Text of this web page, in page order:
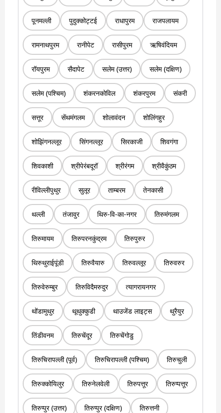
पूनमल्ली पुदुक्कोट्टई राधापुरम राजपलायम
रामनाथपुरम रानीपेट रासीपुरम ऋषिवंदियम
रॉयपुरम सैदापेट सलेम (उत्तर) सलेम (दक्षिण)
सलेम (पश्चिम) शंकरनकोविल शंकरपुरम संकरी
सत्तूर सेंथमंगलम शोलावंदन शोलिंगहुर
शोझिंगनल्लूर सिंगनल्लूर सिरकाजी शिवगंगा
शिवकाशी श्रीपेरंबदूरॉ श्रीरंगम श्रीवैकुंठम
रीविल्लीपुथुर सुलूर ताम्बरम तेनकासी
थल्ली तंजावुर थिरु-वि-का-नगर तिरुमंगलम
तिरुमायम तिरुपरनकुंद्रम तिरुपुरुर
थिरुथुराईपूंडी तिरुवैयारु तिरुवल्लूर तिरुवरुर
तिरुवेरुम्बुर तिरुविदैमरुदुर त्यागरायनगर
थोंडामुथुर थूथुक्कुडी थाउजेंड लाइट्स थुरैयुर
तिंडीवनम तिरुचेंदूर तिरुचेंगोडु
तिरुचिरापल्ली (पूर्व) तिरुचिरापल्ली (पश्चिम) तिरुचुली
तिरुक्कोयिलुर तिरुनेलवेली तिरुपत्तूर तिरुप्पत्तूर
तिरुप्पुर (उत्तर) तिरुप्पुर (दक्षिण) तिरुत्तनी